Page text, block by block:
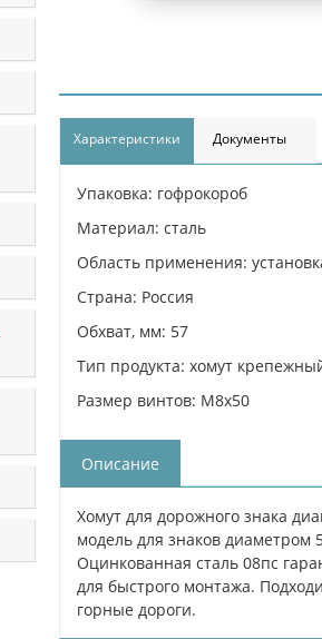
Характеристики Документы
Упаковка: гофрокороб
Материал: сталь
Область применения:
Страна: Россия
Обхват, мм: 57
Тип продукта: хомут
Размер винтов: М8х50
Описание
Хомут для дорожного знака
модель для знаков
Оцинкованная сталь 08пс
для быстрого монтажа.
горные дороги.